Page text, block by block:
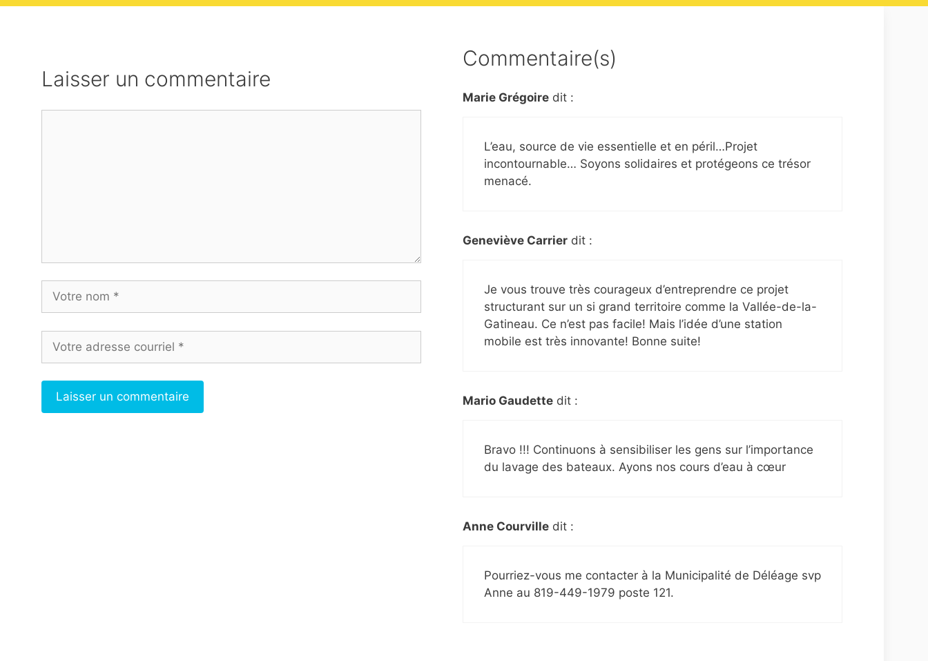
Laisser un commentaire
Commentaire(s)
Marie Grégoire dit :
L’eau, source de vie essentielle et en péril…Projet
incontournable… Soyons solidaires et protégeons ce trésor
menacé.
Geneviève Carrier dit :
Je vous trouve très courageux d’entreprendre ce projet
structurant sur un si grand territoire comme la Vallée-de-la-
Gatineau. Ce n’est pas facile! Mais l’idée d’une station
mobile est très innovante! Bonne suite!
Mario Gaudette dit :
Bravo !!! Continuons à sensibiliser les gens sur l’importance
du lavage des bateaux. Ayons nos cours d’eau à cœur
Anne Courville dit :
Pourriez-vous me contacter à la Municipalité de Déléage svp
Anne au 819-449-1979 poste 121.